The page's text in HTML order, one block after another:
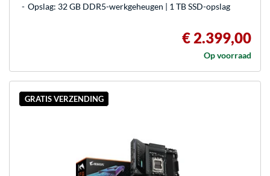
Opslag: 32 GB DDR5-werkgeheugen | 1 TB SSD-opslag
€ 2.399,00
Op voorraad
GRATIS VERZENDING